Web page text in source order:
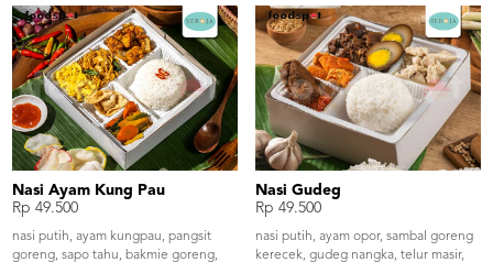
Nasi Ayam Kung Pau
Rp 49.500
nasi putih, ayam kungpau, pangsit
goreng, sapo tahu, bakmie goreng,
Nasi Gudeg
Rp 49.500
nasi putih, ayam opor, sambal goreng
kerecek, gudeg nangka, telur masir,